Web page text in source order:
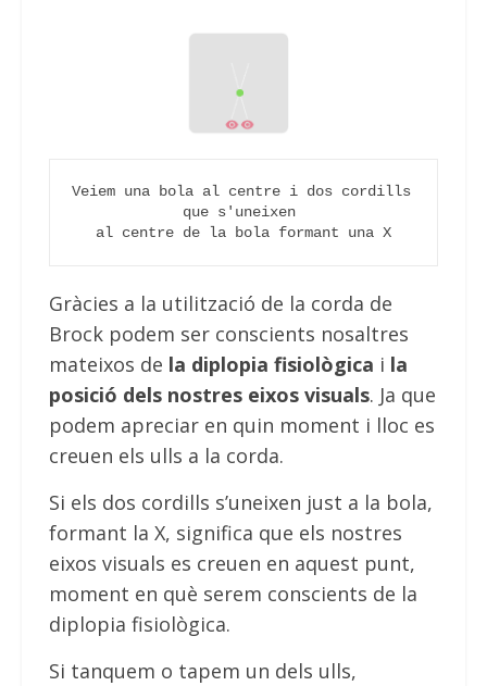
Veiem una bola al centre i dos cordills
que s'uneixen
al centre de la bola formant una X
Gràcies a la utilització de la corda de
Brock podem ser conscients nosaltres
mateixos de la diplopia fisiològica i la
posició dels nostres eixos visuals. Ja que
podem apreciar en quin moment i lloc es
creuen els ulls a la corda.
Si els dos cordills s’uneixen just a la bola,
formant la X, significa que els nostres
eixos visuals es creuen en aquest punt,
moment en què serem conscients de la
diplopia fisiològica.
Si tanquem o tapem un dels ulls,